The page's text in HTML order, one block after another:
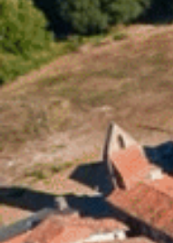
principal
Graulhet et le cuir